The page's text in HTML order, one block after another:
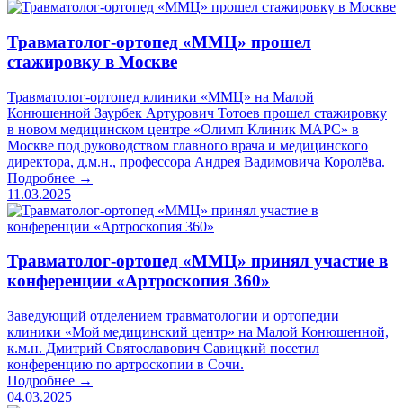
Травматолог-ортопед «ММЦ» прошел
стажировку в Москве
Травматолог-ортопед клиники «ММЦ» на Малой
Конюшенной Заурбек Артурович Тотоев прошел стажировку
в новом медицинском центре «Олимп Клиник МАРС» в
Москве под руководством главного врача и медицинского
директора, д.м.н., профессора Андрея Вадимовича Королёва.
Подробнее →
11.03.2025
Травматолог-ортопед «ММЦ» принял участие в
конференции «Артроскопия 360»
Заведующий отделением травматологии и ортопедии
клиники «Мой медицинский центр» на Малой Конюшенной,
к.м.н. Дмитрий Святославович Савицкий посетил
конференцию по артроскопии в Сочи.
Подробнее →
04.03.2025